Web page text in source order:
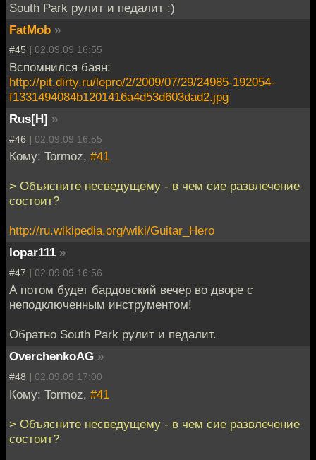
South Park рулит и педалит :)
FatMob »
#45 | 02.09.09 16:55
Вспомнился баян:
http://pit.dirty.ru/lepro/2/2009/07/29/24985-192054-
f1331494084b1201416a4d53d603dad2.jpg
Rus[H] »
#46 | 02.09.09 16:55
Кому: Tormoz, #41
> Объясните несведущему - в чем сие развлечение
состоит?
http://ru.wikipedia.org/wiki/Guitar_Hero
lopar111 »
#47 | 02.09.09 16:56
А потом будет бардовский вечер во дворе с
неподключенным инструментом!
Обратно South Park рулит и педалит.
OverchenkoAG »
#48 | 02.09.09 17:00
Кому: Tormoz, #41
> Объясните несведущему - в чем сие развлечение
состоит?